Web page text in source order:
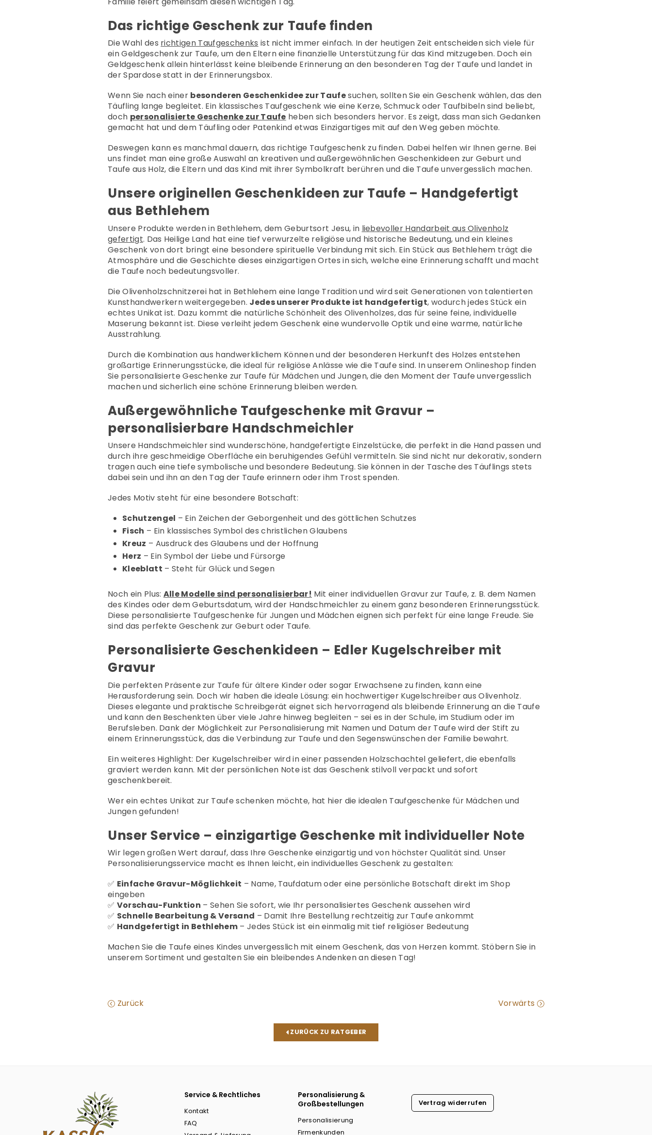
–¡
Das richtige Geschenk zur Taufe finden
Die Wahl des richtigen Taufgeschenks ist nicht immer einfach. In der heutigen Zeit entscheiden sich viele für
ein Geldgeschenk zur Taufe, um den Eltern eine finanzielle Unterstützung für das Kind mitzugeben. Doch ein
Geldgeschenk allein hinterlässt keine bleibende Erinnerung an den besonderen Tag der Taufe und landet in
der Spardose statt in der Erinnerungsbox.
Wenn Sie nach einer besonderen Geschenkidee zur Taufesuchen, sollten Sie ein Geschenk wählen, das den
Täufling lange begleitet. Ein klassisches Taufgeschenk wie eine Kerze, Schmuck oder Taufbibeln sind beliebt,
doch personalisierte Geschenke zur Taufe heben sich besonders hervor. Es zeigt, dass man sich Gedanken
gemacht hat und dem Täufling oder Patenkind etwas Einzigartiges mit auf den Weg geben möchte.
Deswegen kann es manchmal dauern, das richtige Taufgeschenk zu finden. Dabei helfen wir Ihnen gerne. Bei
uns findet man eine große Auswahl an kreativen und außergewöhnlichen Geschenkideen zur Geburt und
Taufe aus Holz, die Eltern und das Kind mit ihrer Symbolkraft berühren und die Taufe unvergesslich machen.
Unsere originellen Geschenkideen zur Taufe – Handgefertigt
aus Bethlehem
Unsere Produkte werden in Bethlehem, dem Geburtsort Jesu, in liebevoller Handarbeit aus Olivenholz
gefertigt. Das Heilige Land hat eine tief verwurzelte religiöse und historische Bedeutung, und ein kleines
Geschenk von dort bringt eine besondere spirituelle Verbindung mit sich. Ein Stück aus Bethlehem trägt die
Atmosphäre und die Geschichte dieses einzigartigen Ortes in sich, welche eine Erinnerung schafft und macht
die Taufe noch bedeutungsvoller.
Die Olivenholzschnitzerei hat in Bethlehem eine lange Tradition und wird seit Generationen von talentierten
Kunsthandwerkern weitergegeben. Jedes unserer Produkte ist handgefertigt, wodurch jedes Stück ein
echtes Unikat ist. Dazu kommt die natürliche Schönheit des Olivenholzes, das für seine feine, individuelle
Maserung bekannt ist. Diese verleiht jedem Geschenk eine wundervolle Optik und eine warme, natürliche
Ausstrahlung.
Durch die Kombination aus handwerklichem Können und der besonderen Herkunft des Holzes entstehen
großartige Erinnerungsstücke, die ideal für religiöse Anlässe wie die Taufe sind. In unserem Onlineshop finden
Sie personalisierte Geschenke zur Taufe für Mädchen und Jungen, die den Moment der Taufe unvergesslich
machen und sicherlich eine schöne Erinnerung bleiben werden.
Außergewöhnliche Taufgeschenke mit Gravur –
personalisierbare Handschmeichler
Unsere Handschmeichler sind wunderschöne, handgefertigte Einzelstücke, die perfekt in die Hand passen und
durch ihre geschmeidige Oberfläche ein beruhigendes Gefühl vermitteln. Sie sind nicht nur dekorativ, sondern
tragen auch eine tiefe symbolische und besondere Bedeutung. Sie können in der Tasche des Täuflings stets
dabei sein und ihn an den Tag der Taufe erinnern oder ihm Trost spenden.
Jedes Motiv steht für eine besondere Botschaft:
Schutzengel – Ein Zeichen der Geborgenheit und des göttlichen Schutzes
Fisch – Ein klassisches Symbol des christlichen Glaubens
Kreuz – Ausdruck des Glaubens und der Hoffnung
Herz – Ein Symbol der Liebe und Fürsorge
Kleeblatt – Steht für Glück und Segen
Noch ein Plus: Alle Modelle sind personalisierbar! Mit einer individuellen Gravur zur Taufe, z. B. dem Namen
des Kindes oder dem Geburtsdatum, wird der Handschmeichler zu einem ganz besonderen Erinnerungsstück.
Diese personalisierte Taufgeschenke für Jungen und Mädchen eignen sich perfekt für eine lange Freude. Sie
sind das perfekte Geschenk zur Geburt oder Taufe.
Personalisierte Geschenkideen – Edler Kugelschreiber mit
Gravur
Die perfekten Präsente zur Taufe für ältere Kinder oder sogar Erwachsene zu finden, kann eine
Herausforderung sein. Doch wir haben die ideale Lösung: ein hochwertiger Kugelschreiber aus Olivenholz.
Dieses elegante und praktische Schreibgerät eignet sich hervorragend als bleibende Erinnerung an die Taufe
und kann den Beschenkten über viele Jahre hinweg begleiten – sei es in der Schule, im Studium oder im
Berufsleben. Dank der Möglichkeit zur Personalisierung mit Namen und Datum der Taufe wird der Stift zu
einem Erinnerungsstück, das die Verbindung zur Taufe und den Segenswünschen der Familie bewahrt.
Ein weiteres Highlight: Der Kugelschreiber wird in einer passenden Holzschachtel geliefert, die ebenfalls
graviert werden kann. Mit der persönlichen Note ist das Geschenk stilvoll verpackt und sofort
geschenkbereit.
Wer ein echtes Unikat zur Taufe schenken möchte, hat hier die idealen Taufgeschenke für Mädchen und
Jungen gefunden!
Unser Service – einzigartige Geschenke mit individueller Note
Wir legen großen Wert darauf, dass Ihre Geschenke einzigartig und von höchster Qualität sind. Unser
Personalisierungsservice macht es Ihnen leicht, ein individuelles Geschenk zu gestalten:
✅ Einfache Gravur-Möglichkeit – Name, Taufdatum oder eine persönliche Botschaft direkt im Shop
eingeben
✅ Vorschau-Funktion – Sehen Sie sofort, wie Ihr personalisiertes Geschenk aussehen wird
✅ Schnelle Bearbeitung & Versand – Damit Ihre Bestellung rechtzeitig zur Taufe ankommt
✅ Handgefertigt in Bethlehem– Jedes Stück ist ein einmalig mit tief religiöser Bedeutung
Machen Sie die Taufe eines Kindes unvergesslich mit einem Geschenk, das von Herzen kommt. Stöbern Sie in
unserem Sortiment und gestalten Sie ein bleibendes Andenken an diesen Tag!
Zurück Vorwärts
ZURÜCK ZU RATGEBER
Service & Rechtliches
Kontakt
FAQ
Personalisierung &
Großbestellungen
Personalisierung
Firmenkunden
Vertrag widerrufen